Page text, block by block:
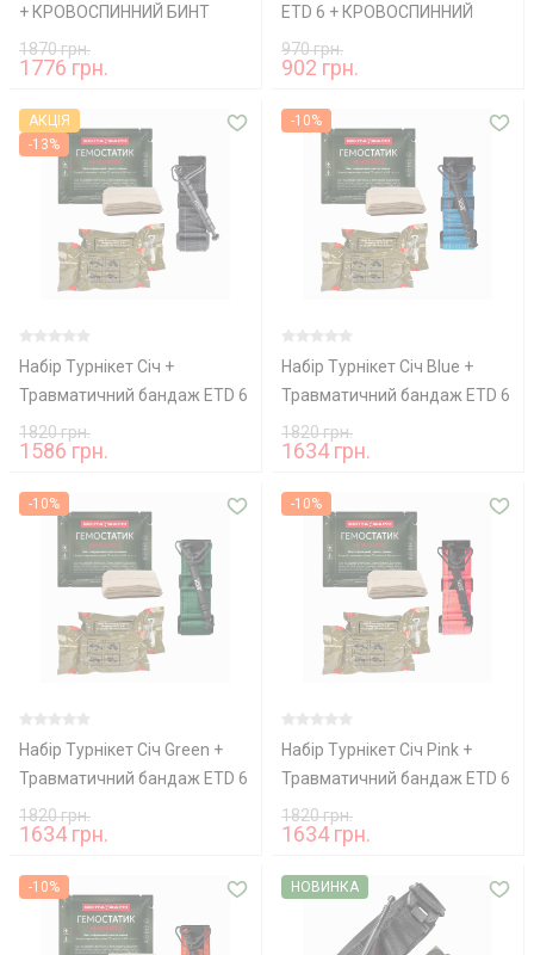
+ КРОВОСПИННИЙ БИНТ
Гемостатик
1870 грн.
1776 грн.
ETD 6 + КРОВОСПИННИЙ
БИНТ Гемостатик
970 грн.
902 грн.
АКЦІЯ
-13%
Набір Турнікет Січ +
Травматичний бандаж ETD 6
+ КРОВОСПИННИЙ БИНТ
Гемостатик
1820 грн.
1586 грн.
-10%
Набір Турнікет Січ Blue +
Травматичний бандаж ETD 6
+ КРОВОСПИННИЙ БИНТ
Гемостатик
1820 грн.
1634 грн.
-10%
Набір Турнікет Січ Green +
Травматичний бандаж ETD 6
+ КРОВОСПИННИЙ БИНТ
Гемостатик
1820 грн.
1634 грн.
-10%
Набір Турнікет Січ Pink +
Травматичний бандаж ETD 6
+ КРОВОСПИННИЙ БИНТ
Гемостатик
1820 грн.
1634 грн.
-10% НОВИНКА